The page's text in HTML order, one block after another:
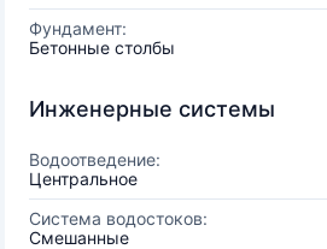
Фундамент:
Бетонные столбы
Инженерные системы
Водоотведение:
Центральное
Система водостоков:
Смешанные